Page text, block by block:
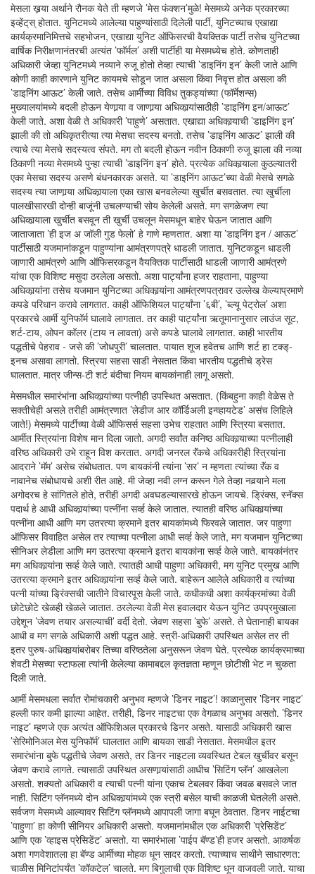
मेसला खर्‍या अर्थाने रौनक येते ती म्हणजे ’मेस फंक्शन’मुळे! मेसमध्ये अनेक प्रकारच्या
इव्हेंट्‌स्‌ होतात. युनिटमध्ये आलेल्या पाहुण्यांसाठी दिलेली पार्टी, युनिटच्याच एखाद्या
कार्यक्रमानिमित्तचे सहभोजन, एखाद्या युनिट ऑफिसरची वैयक्तिक पार्टी तसेच युनिटच्या
वार्षिक निरीक्षणानंतरची अत्यंत ’फॉर्मल’ अशी पार्टीही या मेसमध्येच होते. कोणताही
अधिकारी जेव्हा युनिटमध्ये नव्याने रुजू होतो तेव्हा त्याची ’डाइनिंग इन’ केली जाते आणि
कोणी काही कारणाने युनिट कायमचे सोडून जात असला किंवा निवृत्त होत असला की
’डाइनिंग आऊट’ केली जाते. तसेच आर्मीच्या विविध तुकड्यांच्या (फॉर्मेशन्स)
मुख्यालयांमध्ये बदली होऊन येणार्‍या व जाणार्‍या अधिकार्‍यांसाठीही ’डाइनिंग इन/आऊट’
केली जाते. अशा वेळी ते अधिकारी ’पाहुणे’ असतात. एखाद्या अधिकार्‍याची ’डाइनिंग इन’
झाली की तो अधिकृतरीत्या त्या मेसचा सदस्य बनतो. तसेच ’डाइनिंग आऊट’ झाली की
त्याचे त्या मेसचे सदस्यत्व संपते. मग तो बदली होऊन नवीन ठिकाणी रुजू झाला की नव्या
ठिकाणी नव्या मेसमध्ये पुन्हा त्याची ’डाइनिंग इन’ होते. प्रत्येक अधिकार्‍याला कुठल्यातरी
एका मेसचा सदस्य असणे बंधनकारक असते. या ’डाइनिंग आऊट’च्या वेळी मेसचे सगळे
सदस्य त्या जाणार्‍या अधिकार्‍याला एका खास बनवलेल्या खुर्चीत बसवतात. त्या खुर्चीला
पालखीसारखी दोन्ही बाजूंनी उचलण्याची सोय केलेली असते. मग सगळेजण त्या
अधिकार्‍याला खुर्चीत बसवून ती खुर्ची उचलून मेसमधून बाहेर घेऊन जातात आणि
जाताजाता ’ही इज अ जॉली गुड फेलो’ हे गाणे म्हणतात. अशा या ’डाइनिंग इन / आऊट’
पार्टीसाठी यजमानांकडून पाहुण्यांना आमंत्रणपत्रे धाडली जातात. युनिटकडून धाडली
जाणारी आमंत्रणे आणि ऑफिसरकडून वैयक्तिक पार्टीसाठी धाडली जाणारी आमंत्रणे
यांचा एक विशिष्ट मसुदा ठरलेला असतो. अशा पार्ट्यांना हजर राहताना, पाहुण्या
अधिकार्‍यांना तसेच यजमान युनिटच्या अधिकार्‍यांना आमंत्रणपत्रावर उल्लेख केल्याप्रमाणे
कपडे परिधान करावे लागतात. काही ऑफिशियल पार्ट्यांना ’६बी’, ’ब्ल्यू पेट्रोल’ अशा
प्रकारचे आर्मी युनिफॉर्म घालावे लागतात. तर काही पार्ट्यांना ऋतूमानानुसार लाउंज सूट,
शर्ट-टाय, ओपन कॉलर (टाय न लावता) असे कपडे घालावे लागतात. काही भारतीय
पद्धतीचे पेहराव - जसे की ’जोधपुरी’ चालतात. पायात शूज हवेतच आणि शर्ट हा टक्ड्-
इनच असावा लागतो. स्त्रिया सहसा साडी नेसतात किंवा भारतीय पद्धतीचे ड्रेस
घालतात. मात्र जीन्स-टी शर्ट बंदीचा नियम बायकांनाही लागू असतो.
मेसमधील समारंभांना अधिकार्‍यांच्या पत्नीही उपस्थित असतात. (किंबहुना काही वेळेस ते
सक्तीचेही असले तरीही आमंत्रणात ’लेडीज आर कॉर्डिअली इन्व्हायटेड’ असंच लिहिले
जाते!) मेसमध्ये पार्टीच्या वेळी ऑफिसर्स सहसा उभेच राहतात आणि स्त्रिया बसतात.
आर्मीत स्त्रियांना विशेष मान दिला जातो. अगदी सर्वांत कनिष्ठ अधिकार्‍याच्या पत्नीलाही
वरिष्ठ अधिकारी उभे राहून विश करतात. अगदी जनरल रॅंकचे अधिकारीही स्त्रियांना
आदराने ’मॅम’ असेच संबोधतात. पण बायकांनी त्यांना ’सर’ न म्हणता त्यांच्या रॅंक व
नावानेच संबोधायचे अशी रीत आहे. मी जेव्हा नवी लग्न करून गेले तेव्हा नवर्‍याने मला
अगोदरच हे सांगितले होते, तरीही अगदी अवघडल्यासारखे होऊन जायचे. ड्रिंक्स, स्नॅक्स
पदार्थ हे आधी अधिकार्‍यांच्या पत्नींना सर्व्ह केले जातात. त्यातही वरिष्ठ अधिकार्‍यांच्या
पत्नींना आधी आणि मग उतरत्या क्रमाने इतर बायकांमध्ये फिरवले जातात. जर पाहुणा
ऑफिसर विवाहित असेल तर त्याच्या पत्नीला आधी सर्व्ह केले जाते, मग यजमान युनिटच्या
सीनिअर लेडीला आणि मग उतरत्या क्रमाने इतरा बायकांना सर्व्ह केले जाते. बायकांनंतर
मग अधिकार्‍यांना सर्व्ह केले जाते. त्यातही आधी पाहुणा अधिकारी, मग युनिट प्रमुख आणि
उतरत्या क्रमाने इतर अधिकार्‍यांना सर्व्ह केले जाते. बाहेरून आलेले अधिकारी व त्यांच्या
पत्नी यांच्या ड्रिंक्सची जातीने विचारपूस केली जाते. कधीकधी अशा कार्यक्रमांच्या वेळी
छोटेछोटे खेळही खेळले जातात. ठरलेल्या वेळी मेस हवालदार येऊन युनिट उपप्रमुखाला
उद्देशून ’जेवण तयार असल्याची’ वर्दी देतो. जेवण सहसा ’बुफे’ असते. ते घेतानाही बायका
आधी व मग सगळे अधिकारी अशी पद्धत आहे. स्त्री-अधिकारी उपस्थित असेल तर ती
इतर पुरुष-अधिकार्‍यांबरोबर तिच्या वरिष्ठतेला अनुसरून जेवण घेते. प्रत्येक कार्यक्रमाच्या
शेवटी मेसच्या स्टाफला त्यांनी केलेल्या कामाबद्दल कृतज्ञता म्हणून छोटीशी भेट न चुकता
दिली जाते.
आर्मी मेसमधला सर्वात रोमांचकारी अनुभव म्हणजे ’डिनर नाइट’! काळानुसार ’डिनर नाइट’
हल्ली फार कमी झाल्या आहेत. तरीही, डिनर नाइटचा एक वेगळाच अनुभव असतो. ’डिनर
नाइट’ म्हणजे एक अत्यंत ऑफिशिअल प्रकारचे डिनर असते. यासाठी अधिकारी खास
’सेरिमोनिअल मेस युनिफॉर्म’ घालतात आणि बायका साडी नेसतात. मेसमधील इतर
समारंभांना बुफे पद्धतीचे जेवण असते, तर डिनर नाइटला व्यवस्थित टेबल खुर्चीवर बसून
जेवण करावे लागते. त्यासाठी उपस्थित असणार्‍यांसाठी आधीच ’सिटिंग प्लॅन’ आखलेला
असतो. शक्यतो अधिकारी व त्याची पत्नी यांना एकाच टेबलवर किंवा जवळ बसवले जात
नाही. सिटिंग प्लॅनमध्ये दोन अधिकार्‍यांमध्ये एक स्त्री बसेल याची काळजी घेतलेली असते.
सर्वजण मेसमध्ये आल्यावर सिटिंग प्लॅनमध्ये आपापली जागा बघून ठेवतात. डिनर नाईटचा
’पाहुणा’ हा कोणी सीनियर अधिकारी असतो. यजमानांमधील एक अधिकारी ’प्रेसिडेंट’
आणि एक ’व्हाइस प्रेसिडेंट’ असतो. या समारंभाला ’पाईप बॅण्ड’ही हजर असतो. आकर्षक
अशा गणवेशातला हा बॅण्ड आर्मीच्या मोहक धून सादर करतो. त्याच्याच साथीने साधारणत:
चाळीस मिनिटांपर्यंत ’कॉकटेल’ चालते. मग बिगुलाची एक विशिष्ट धून वाजवली जाते. याचा